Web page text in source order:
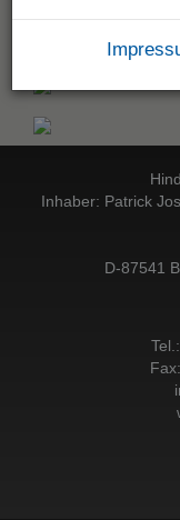
Inhaber: Patrick
D-87541
Tel.: